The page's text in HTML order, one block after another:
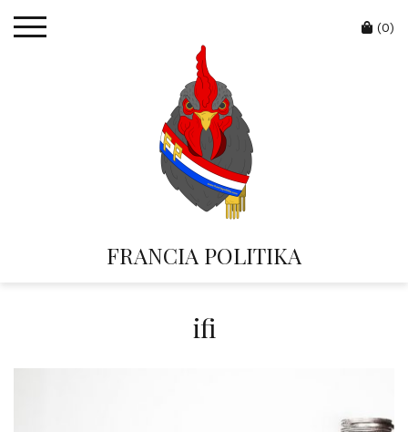
FRANCIA POLITIKA
Cart
(0)
ifi